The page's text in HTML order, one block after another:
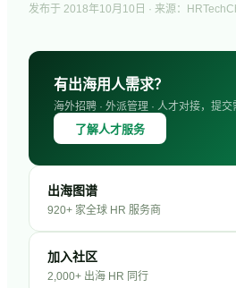
发布于 2018年10月10日 · 来源：
有出海用人需求？
海外招聘 · 外派管理 · 人才对接，提
了解人才服务
出海图谱
920+ 家全球 HR 服务商
加入社区
2,000+ 出海 HR 同行